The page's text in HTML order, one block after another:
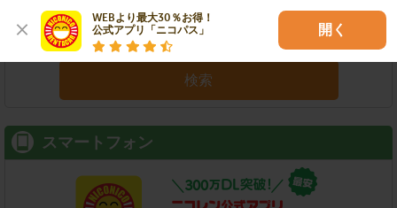
WEBより最大30％お得！
公式アプリ「ニコパス」
開く
検索
スマートフォン